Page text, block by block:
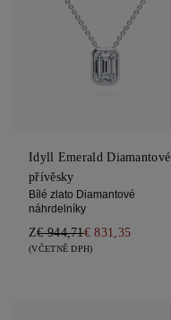
Idyll Emerald Diamantové
přívěsky
Bílé zlato Diamantové
náhrdelníky
Z€ 944,71€ 831,35
(VČETNĚ DPH)